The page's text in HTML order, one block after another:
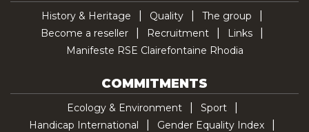
History & Heritage Quality
The group
Become a reseller
Recruitment
Links
Manifeste RSE Clairefontaine Rhodia
COMMITMENTS
Ecology & Environment
Sport
Handicap International
Gender Equality Index